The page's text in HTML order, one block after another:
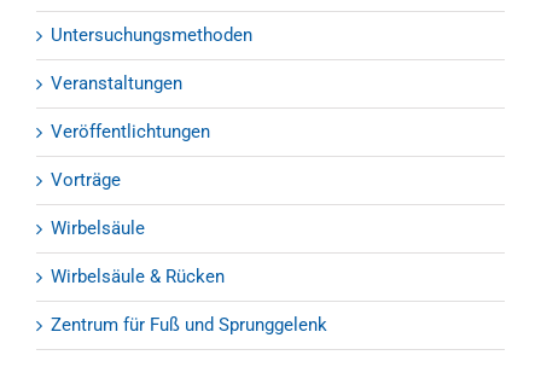
Untersuchungsmethoden
Veranstaltungen
Veröffentlichtungen
Vorträge
Wirbelsäule
Wirbelsäule & Rücken
Zentrum für Fuß und Sprunggelenk